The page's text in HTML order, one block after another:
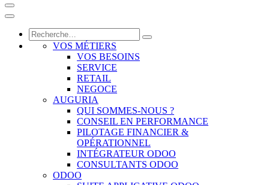
VOS MÉTIERS
VOS BESOINS
SERVICE
RETAIL
NEGOCE
AUGURIA
QUI SOMMES-NOUS ?
CONSEIL EN PERFORMANCE
PILOTAGE FINANCIER &
OPÉRATIONNEL
INTÉGRATEUR ODOO
CONSULTANTS ODOO
ODOO